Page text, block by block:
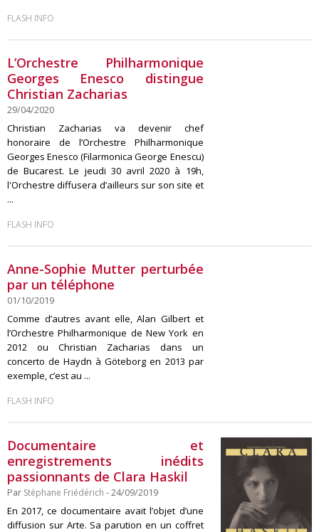
FLASH INFO
L’Orchestre Philharmonique
Georges Enesco distingue
Christian Zacharias
29/04/2020
Christian Zacharias va devenir chef
honoraire de l’Orchestre Philharmonique
Georges Enesco (Filarmonica George Enescu)
de Bucarest. Le jeudi 30 avril 2020 à 19h,
l'Orchestre diffusera d’ailleurs sur son site et
...
FLASH INFO
Anne-Sophie Mutter perturbée
par un téléphone
01/10/2019
Comme d’autres avant elle, Alan Gilbert et
l’Orchestre Philharmonique de New York en
2012 ou Christian Zacharias dans un
concerto de Haydn à Göteborg en 2013 par
exemple, c’est au ...
FLASH INFO
Documentaire et
enregistrements inédits
passionnants de Clara Haskil
Par Stéphane Friédérich - 24/09/2019
En 2017, ce documentaire avait l’objet d’une
diffusion sur Arte. Sa parution en un coffret